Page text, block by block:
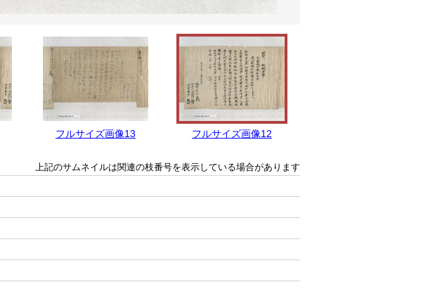
フルサイズ画像13 フルサイズ画像12
上記のサムネイルは関連の枝番号を表示している場合があります